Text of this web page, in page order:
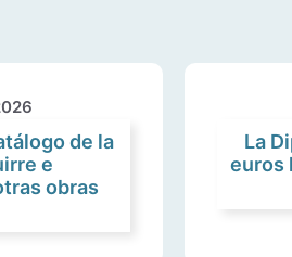
de la
e
obras
La
euros